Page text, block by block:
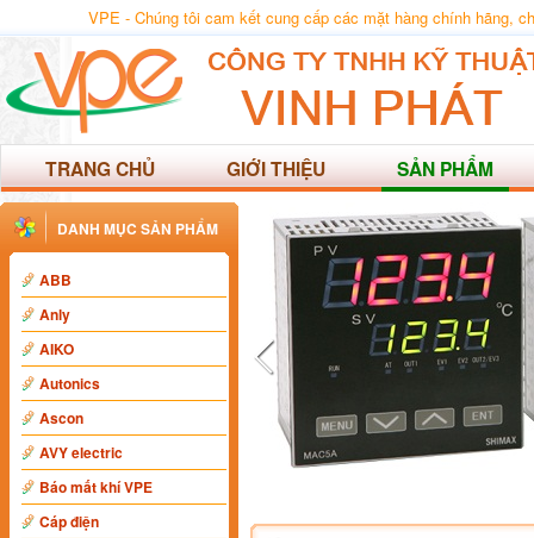
VPE - Chúng tôi cam kết cung cấp các mặt hàng chính hãng,
TRANG CHỦ GIỚI THIỆU SẢN PHẨM
DANH MỤC SẢN PHẨM
ABB
Anly
AIKO
Autonics
Ascon
AVY electric
Báo mất khí VPE
Cáp điện